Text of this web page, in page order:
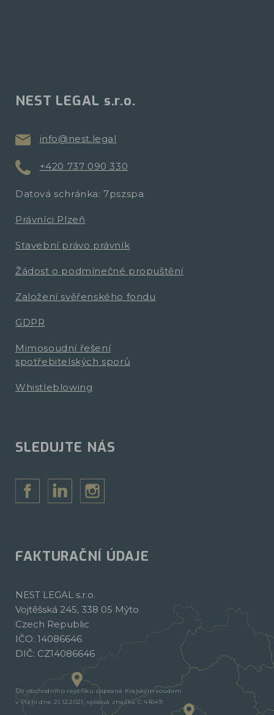
NEST LEGAL s.r.o.
info@nest.legal
+420 737 090 330
Datová schránka: 7pszspa
Právníci Plzeň
Stavební právo právník
Žádost o podmínečné propuštění
Založení svěřenského fondu
GDPR
Mimosoudní řešení
spotřebitelských sporů
Whistleblowing
SLEDUJTE NÁS
FAKTURAČNÍ ÚDAJE
NEST LEGAL s.r.o.
Vojtěšská 245, 338 05 Mýto
Czech Republic
IČO: 14086646
DIČ: CZ14086646
Do obchodního rejstříku zapsaná Krajským soudem
v Plzni dne 21.12.2021, spisová značka C 41649.